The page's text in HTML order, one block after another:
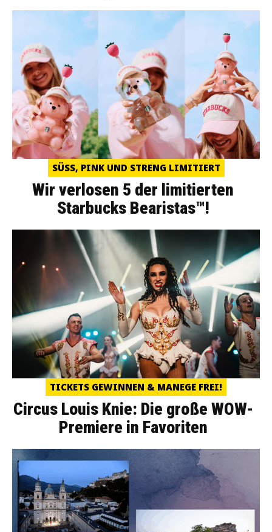
SÜSS, PINK UND STRENG LIMITIERT
Wir verlosen 5 der limitierten
Starbucks Bearistas™!
TICKETS GEWINNEN & MANEGE FREI!
Circus Louis Knie: Die große WOW-
Premiere in Favoriten